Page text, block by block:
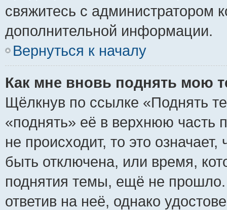
свяжитесь с администратором
дополнительной информации.
Вернуться к началу
Как мне вновь поднять мою
Щёлкнув по ссылке «Поднять
«поднять» её в верхнюю часть
не происходит, то это
быть отключена, или время,
поднятия темы, ещё не
ответив на неё, однако